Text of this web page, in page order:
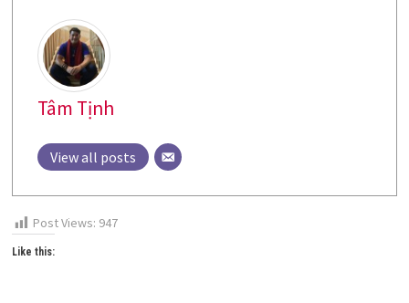
Tâm Tịnh
View all posts
Post Views: 947
Like this: